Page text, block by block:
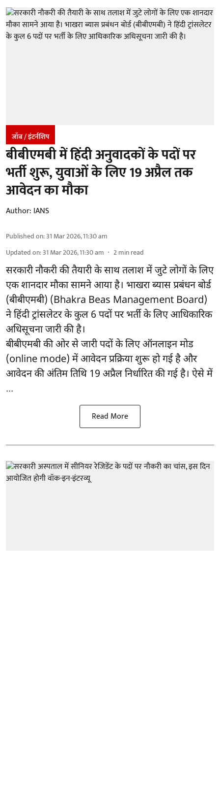
जॉब / इंटर्नशिप
बीबीएमबी में हिंदी अनुवादकों के पदों पर
भर्ती शुरू, युवाओं के लिए 19 अप्रैल तक
आवेदन का मौका
Author: IANS
Published on:31 Mar 2026, 11:30 am
Updated on:31 Mar 2026, 11:30 am 2min read
सरकारी नौकरी की तैयारी के साथ तलाश में जुटे लोगों के लिए
एक शानदार मौका सामने आया है। भाखरा ब्यास प्रबंधन बोर्ड
(बीबीएमबी) (Bhakra Beas Management Board)
ने हिंदी ट्रांसलेटर के कुल 6 पदों पर भर्ती के लिए आधिकारिक
अधिसूचना जारी की है।
बीबीएमबी की ओर से जारी पदों के लिए ऑनलाइन मोड
(online mode) में आवेदन प्रक्रिया शुरू हो गई है और
आवेदन की अंतिम तिथि 19 अप्रैल निर्धारित की गई है। ऐसे में
...
Read More